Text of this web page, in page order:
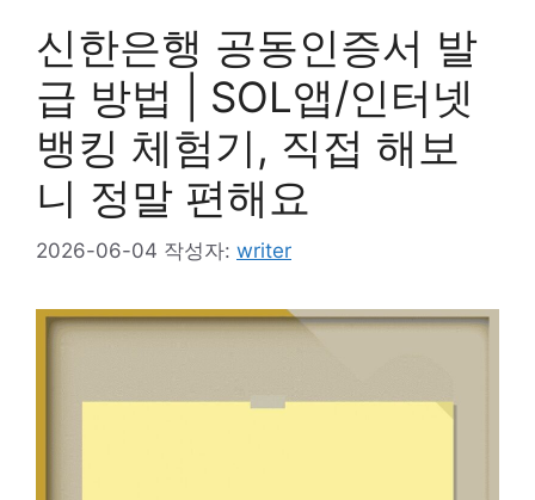
신한은행 공동인증서 발
급 방법 | SOL앱/인터넷
뱅킹 체험기, 직접 해보
니 정말 편해요
2026-06-04 작성자: writer